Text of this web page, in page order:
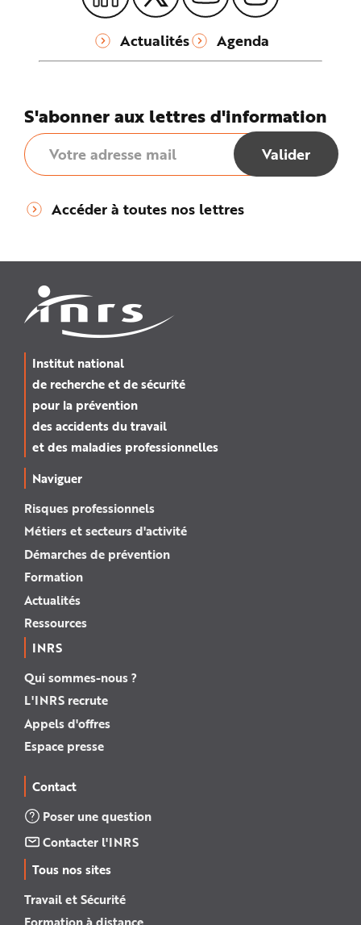
Actualités Agenda
S'abonner aux lettres d'information
Accéder à toutes nos lettres
Institut national
de recherche et de sécurité
pour la prévention
des accidents du travail
et des maladies professionnelles
Naviguer
Risques professionnels
Métiers et secteurs d'activité
Démarches de prévention
Formation
Actualités
Ressources
INRS
Qui sommes-nous ?
L'INRS recrute
Appels d'offres
Espace presse
Contact
Poser une question
Contacter l'INRS
Tous nos sites
Travail et Sécurité